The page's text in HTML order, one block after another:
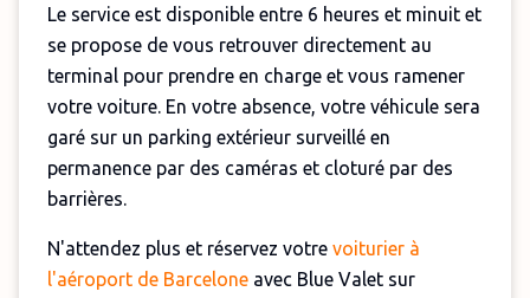
Le service est disponible entre 6 heures et minuit et
se propose de vous retrouver directement au
terminal pour prendre en charge et vous ramener
votre voiture. En votre absence, votre véhicule sera
garé sur un parking extérieur surveillé en
permanence par des caméras et cloturé par des
barrières.
N'attendez plus et réservez votre voiturier à
l'aéroport de Barcelone avec Blue Valet sur